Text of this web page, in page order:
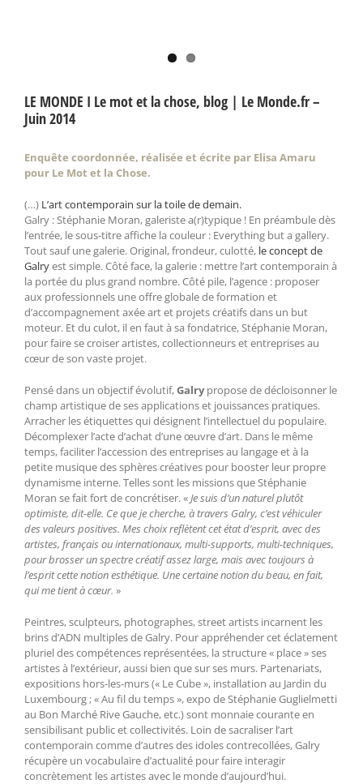
LE MONDE I Le mot et la chose, blog | Le Monde.fr –
Juin 2014
Enquête coordonnée, réalisée et écrite par Elisa Amaru
pour Le Mot et la Chose.
(…) L’art contemporain sur la toile de demain.
Galry : Stéphanie Moran, galeriste a(r)typique ! En préambule dès
l’entrée, le sous-titre affiche la couleur : Everything but a gallery.
Tout sauf une galerie. Original, frondeur, culotté, le concept de
Galryest simple. Côté face, la galerie : mettre l’art contemporain à
la portée du plus grand nombre. Côté pile, l’agence : proposer
aux professionnels une offre globale de formation et
d’accompagnement axée art et projets créatifs dans un but
moteur. Et du culot, il en faut à sa fondatrice, Stéphanie Moran,
pour faire se croiser artistes, collectionneurs et entreprises au
cœur de son vaste projet.
Pensé dans un objectif évolutif,Galrypropose de décloisonner le
champ artistique de ses applications et jouissances pratiques.
Arracher les étiquettes qui désignent l’intellectuel du populaire.
Décomplexer l’acte d’achat d’une œuvre d’art. Dans le même
temps, faciliter l’accession des entreprises au langage et à la
petite musique des sphères créatives pour booster leur propre
dynamisme interne. Telles sont les missions que Stéphanie
Moran se fait fort de concrétiser. «Je suis d’un naturel plutôt
optimiste, dit-elle. Ce que je cherche, à travers Galry, c’est véhiculer
des valeurs positives. Mes choix reflètent cet état d’esprit, avec des
artistes, français ou internationaux, multi-supports, multi-techniques,
pour brosser un spectre créatif assez large, mais avec toujours à
l’esprit cette notion esthétique. Une certaine notion du beau, en fait,
qui me tient à cœur. »
Peintres, sculpteurs, photographes, street artists incarnent les
brins d’ADN multiples de Galry. Pour appréhender cet éclatement
pluriel des compétences représentées, la structure « place » ses
artistes à l’extérieur, aussi bien que sur ses murs. Partenariats,
expositions hors-les-murs (« Le Cube », installation au Jardin du
Luxembourg ; « Au fil du temps », expo de Stéphanie Guglielmetti
au Bon Marché Rive Gauche, etc.) sont monnaie courante en
sensibilisant public et collectivités. Loin de sacraliser l’art
contemporain comme d’autres des idoles contrecollées, Galry
récupère un vocabulaire d’actualité pour faire interagir
concrètement les artistes avec le monde d’aujourd’hui.